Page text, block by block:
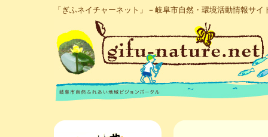
「ぎふネイチャーネット」－岐阜市自然・環境活動情報サイ